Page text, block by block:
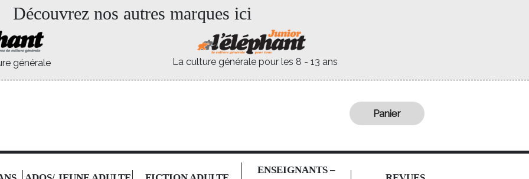
Découvrez nos autres marques ici
générale La culture générale pour les 8 - 13 ans
Panier
ENSEIGNANTS –